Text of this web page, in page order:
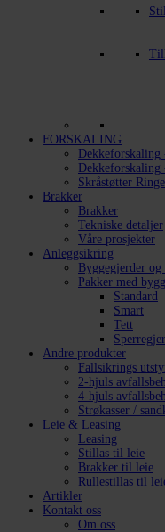
FORSKALING
Skråstøtter
Brakker
Brakker
Tekniske detaljer
Våre prosjekter
Anleggsikring
Byggegjerder
Pakker med
Standard
Smart
Tett
Andre produkter
Fallsikrings
2-hjuls
4-hjuls
Strøkasser /
Leie & Leasing
Leasing
Stillas til leie
Brakker til leie
Rullestillas til
Artikler
Kontakt oss
Om oss